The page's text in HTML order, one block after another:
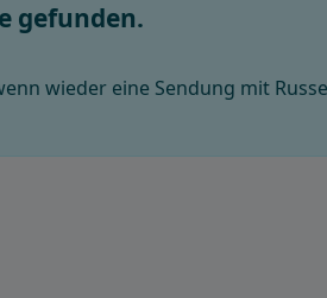
gefunden.
wieder eine Sendung mit